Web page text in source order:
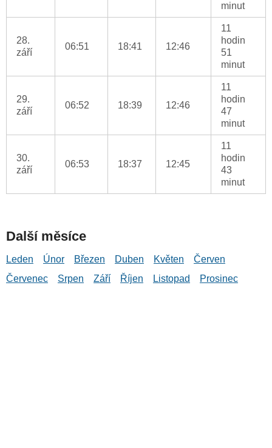
minut
28.
září
06:51 18:41 12:46
11
hodin
51
minut
29.
září
06:52 18:39 12:46
11
hodin
47
minut
30.
září
06:53 18:37 12:45
11
hodin
43
minut
Další měsíce
Leden Únor Březen Duben Květen
Červen
Červenec
Srpen Září Říjen Listopad Prosinec